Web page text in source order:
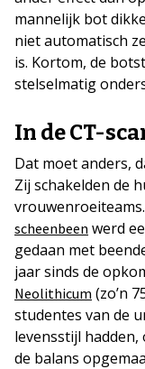
mannelijk bot
niet automatisch
is. Kortom, de
stelselmatig
In de CT-
Dat moet anders,
Zij schakelden de
scheenbeen werd
gedaan met
jaar sinds de
Neolithicum (zo’n
studentes van de
levensstijl hadden,
de balans